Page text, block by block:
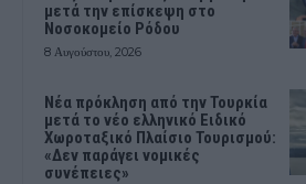
μετά την επίσκεψη στο
Νοσοκομείο Ρόδου
8 Αυγούστου, 2026
Νέα πρόκληση από την Τουρκία
μετά το νέο ελληνικό Ειδικό
Χωροταξικό Πλαίσιο Τουρισμού:
«Δεν παράγει νομικές
συνέπειες»